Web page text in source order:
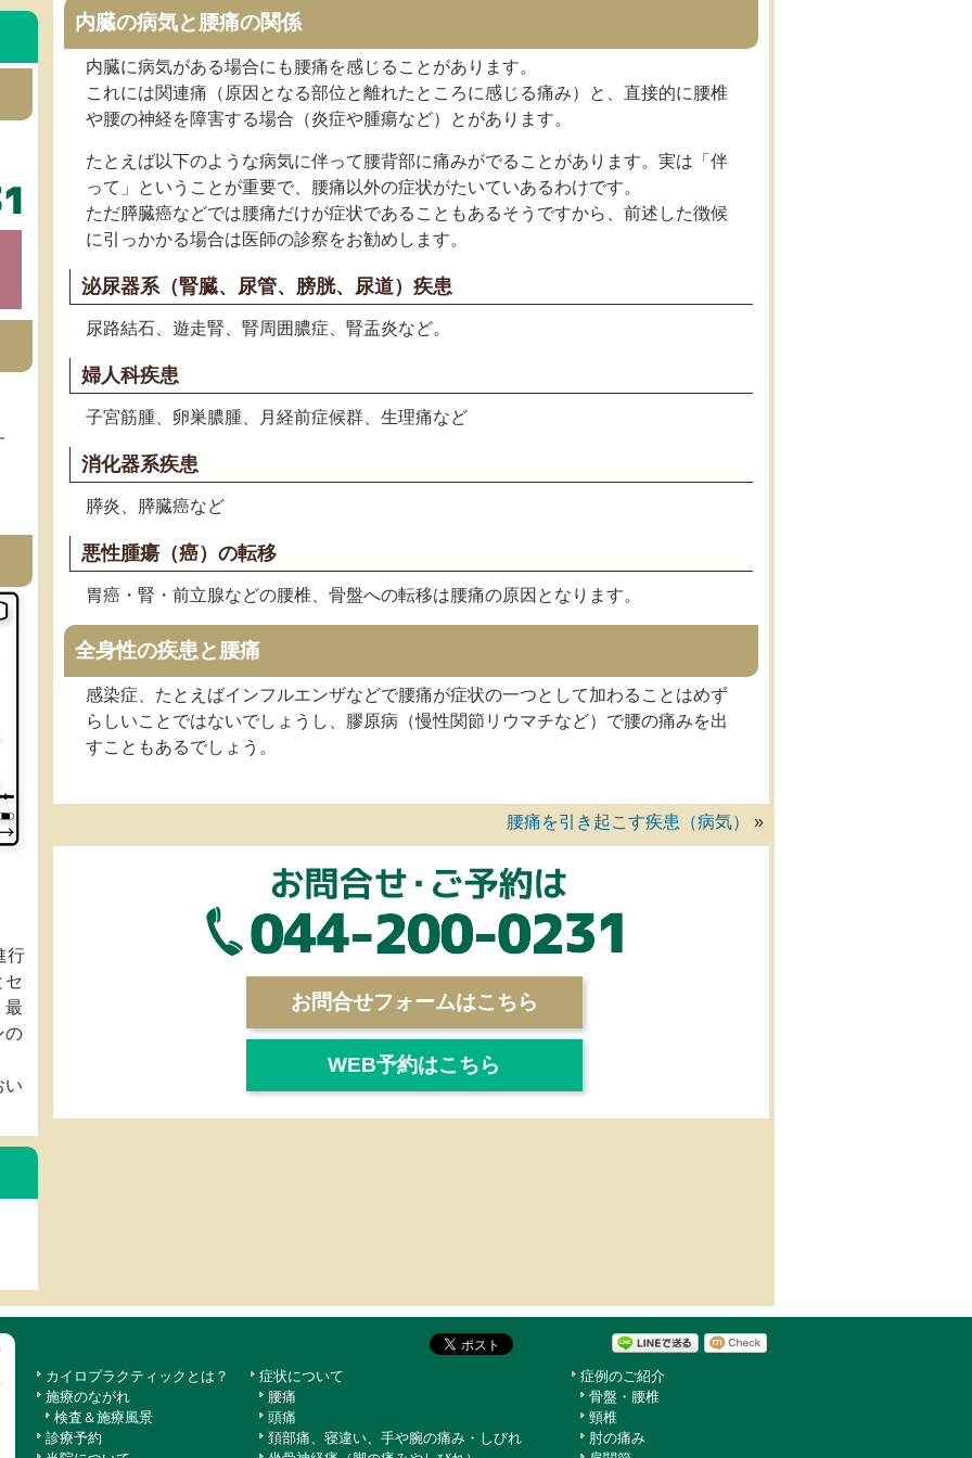
内臓の病気と腰痛の関係
内臓に病気がある場合にも腰痛を感じることがあります。
これには関連痛（原因となる部位と離れたところに感じる痛み）と、直接的に腰椎
や腰の神経を障害する場合（炎症や腫瘍など）とがあります。
たとえば以下のような病気に伴って腰背部に痛みがでることがあります。実は「伴
って」ということが重要で、腰痛以外の症状がたいていあるわけです。
ただ膵臓癌などでは腰痛だけが症状であることもあるそうですから、前述した徴候
に引っかかる場合は医師の診察をお勧めします。
泌尿器系（腎臓、尿管、膀胱、尿道）疾患
尿路結石、遊走腎、腎周囲膿症、腎盂炎など。
婦人科疾患
子宮筋腫、卵巣膿腫、月経前症候群、生理痛など
消化器系疾患
膵炎、膵臓癌など
悪性腫瘍（癌）の転移
胃癌・腎・前立腺などの腰椎、骨盤への転移は腰痛の原因となります。
全身性の疾患と腰痛
感染症、たとえばインフルエンザなどで腰痛が症状の一つとして加わることはめず
らしいことではないでしょうし、膠原病（慢性関節リウマチなど）で腰の痛みを出
すこともあるでしょう。
腰痛を引き起こす疾患（病気） »
お問合せフォームはこちら
WEB予約はこちら
行
セ
最
の
い
カイロプラクティックとは？
施療のながれ
検査＆施療風景
診療予約
症状について
腰痛
頭痛
頚部痛、寝違い、手や腕の痛み・しびれ
症例のご紹介
骨盤・腰椎
頸椎
肘の痛み